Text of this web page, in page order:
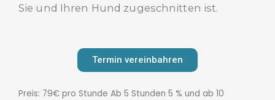
Sie und Ihren Hund zugeschnitten ist.
Termin vereinbahren
Preis: 79€ pro Stunde Ab 5 Stunden 5 % und ab 10